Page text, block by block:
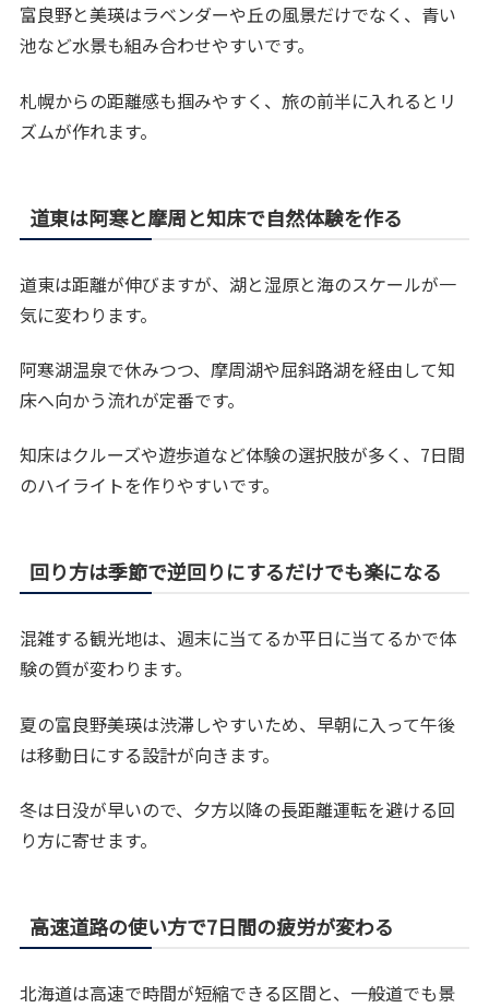
富良野と美瑛はラベンダーや丘の風景だけでなく、青い
池など水景も組み合わせやすいです。
札幌からの距離感も掴みやすく、旅の前半に入れるとリ
ズムが作れます。
道東は阿寒と摩周と知床で自然体験を作る
道東は距離が伸びますが、湖と湿原と海のスケールが一
気に変わります。
阿寒湖温泉で休みつつ、摩周湖や屈斜路湖を経由して知
床へ向かう流れが定番です。
知床はクルーズや遊歩道など体験の選択肢が多く、7日間
のハイライトを作りやすいです。
回り方は季節で逆回りにするだけでも楽になる
混雑する観光地は、週末に当てるか平日に当てるかで体
験の質が変わります。
夏の富良野美瑛は渋滞しやすいため、早朝に入って午後
は移動日にする設計が向きます。
冬は日没が早いので、夕方以降の長距離運転を避ける回
り方に寄せます。
高速道路の使い方で7日間の疲労が変わる
北海道は高速で時間が短縮できる区間と、一般道でも景